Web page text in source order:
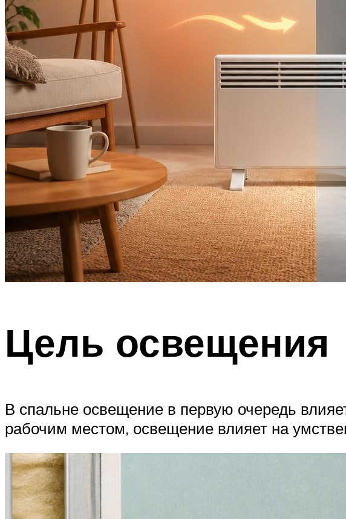
Цель освещения
В спальне освещение в первую очередь
рабочим местом, освещение влияет на